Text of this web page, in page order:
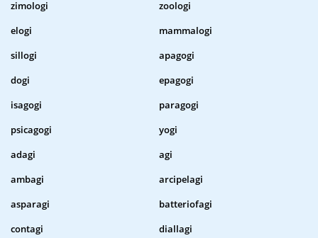
zimologi
zoologi
elogi
mammalogi
sillogi
apagogi
dogi
epagogi
isagogi
paragogi
psicagogi
yogi
adagi
agi
ambagi
arcipelagi
asparagi
batteriofagi
contagi
diallagi